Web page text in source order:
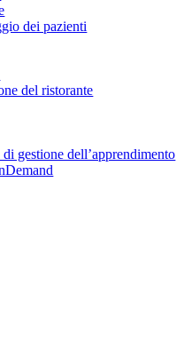
dei pazienti
del ristorante
gestione dell’apprendimento